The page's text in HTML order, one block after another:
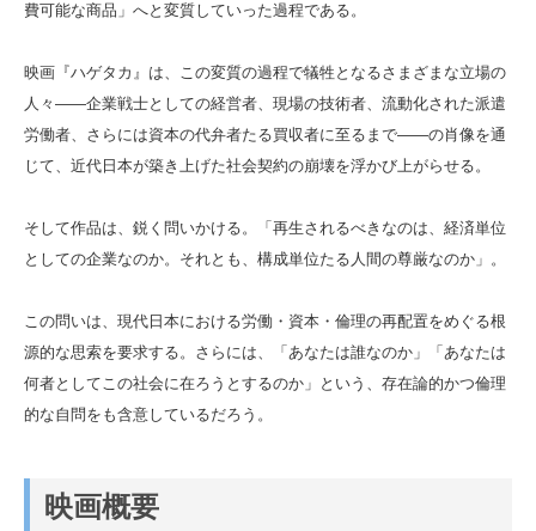
費可能な商品」へと変質していった過程である。
映画『ハゲタカ』は、この変質の過程で犠牲となるさまざまな立場の
人々――企業戦士としての経営者、現場の技術者、流動化された派遣
労働者、さらには資本の代弁者たる買収者に至るまで――の肖像を通
じて、近代日本が築き上げた社会契約の崩壊を浮かび上がらせる。
そして作品は、鋭く問いかける。「再生されるべきなのは、経済単位
としての企業なのか。それとも、構成単位たる人間の尊厳なのか」。
この問いは、現代日本における労働・資本・倫理の再配置をめぐる根
源的な思索を要求する。さらには、「あなたは誰なのか」「あなたは
何者としてこの社会に在ろうとするのか」という、存在論的かつ倫理
的な自問をも含意しているだろう。
映画概要